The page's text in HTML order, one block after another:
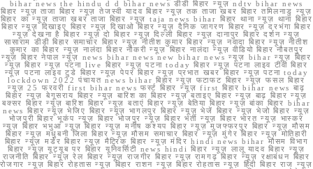
bihar news the hindu d d bihar news डीडी बिहार न्यूज़ ndtv bihar news
बिहार न्यूज़ ताजा बिहार न्यूज़ तेजस्वी यादव बिहार न्यूज़ तक ताजा खबर बिहार तमिलनाडु न्यूज़
बिहार का न्यूज़ ताजा खबर ताजा बिहार न्यूज़ taja news bihar बिहार थाना न्यूज़ थाना बिहार
बिहार न्यूज़ दिखाइए बिहार न्यूज़ दिखाओ बिहार न्यूज़ दैनिक जागरण बिहार न्यूज़ दरभंगा बिहार
न्यूज़ देखना है बिहार न्यूज़ दो बिहार न्यूज़ दिल्ली बिहार न्यूज़ दानापुर बिहार दर्शन न्यूज़
सासाराम डीडी बिहार समाचार बिहार न्यूज़ नीतीश कुमार बिहार न्यूज़ नवादा बिहार न्यूज़ नीतीश
कुमार का बिहार न्यूज़ नालंदा बिहार नौकरी न्यूज़ बिहार नालंदा न्यूज़ वीडियो बिहार नौबतपुर
न्यूज़ बिहार नेपाल न्यूज़ news bihar news new bihar news न्यूज़ bihar न्यूज़ बिहार
न्यूज़ बिहार न्यूज़ पटना live बिहार न्यूज़ पटना today बिहार न्यूज़ पटना लाइव टीवी बिहार
न्यूज़ पटना लाइव टुडे बिहार न्यूज़ पेपर बिहार न्यूज़ प्रभात खबर बिहार न्यूज़ पटना today
lockdown 2022 पंचायत news bihar बिहार न्यूज़ फटाफट बिहार न्यूज़ फसल बिहार
न्यूज़ 25 फरवरी first bihar news फर्स्ट बिहार न्यूज़ first बिहार bihar news बाढ़
बिहार न्यूज़ बेगूसराय बिहार न्यूज़ बारिश का बिहार न्यूज़ बताइए बिहार न्यूज़ बाढ़ बिहार न्यूज़
बक्सर बिहार न्यूज़ बारिश बिहार न्यूज़ बताएं बिहार न्यूज़ बेतिया बिहार न्यूज़ बांका बिहार bihar
news बिहार न्यूज़ भेजिए बिहार न्यूज़ भागलपुर बिहार न्यूज़ भेजें बिहार न्यूज़ भेजो बिहार न्यूज़
भोजपुरी बिहार भूकंप न्यूज़ बिहार भोजपुर न्यूज़ बिहार भर्ती न्यूज़ बिहार भारत न्यूज़ भास्कर
न्यूज़ बिहार भभुआ न्यूज़ बिहार न्यूज़ मनीष कश्यप बिहार न्यूज़ मुजफ्फरपुर बिहार न्यूज़ मौसम
बिहार न्यूज़ मधुबनी जिला बिहार न्यूज़ मौसम समाचार बिहार न्यूज़ मुंगेर बिहार न्यूज़ मोतिहारी
बिहार न्यूज़ मर्डर बिहार न्यूज़ मैट्रिक बिहार न्यूज़ मंदिर hindi news bihar मौसम विभाग
बिहार न्यूज़ यूट्यूब पर बिहार यूनिवर्सिटी news hindi बिहार न्यूज़ लालू यादव बिहार न्यूज़
राजनीति बिहार न्यूज़ रेल बिहार न्यूज़ राजगीर बिहार न्यूज़ रामगढ़ बिहार न्यूज़ रक्षाबंधन बिहार
रोजगार न्यूज़ बिहार रोहतास न्यूज़ बिहार राशन न्यूज़ बिहार रोहतास न्यूज़ हिंदी बिहार राज न्यूज़